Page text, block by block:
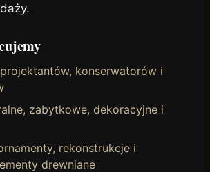
konserwatorów i
zabytkowe, dekoracyjne i
rekonstrukcje i
drewniane